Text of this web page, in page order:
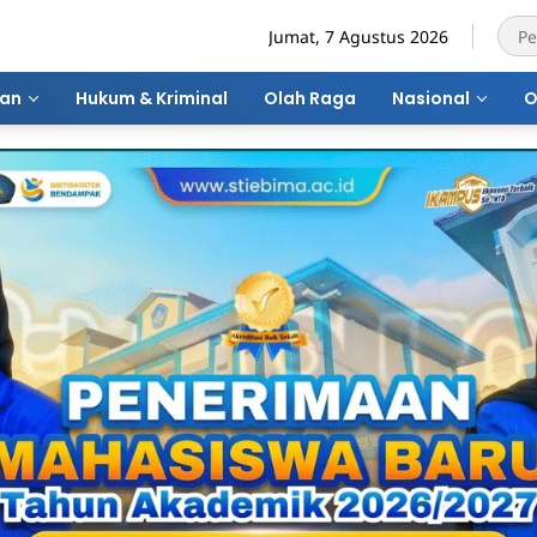
Jumat, 7 Agustus 2026
Hukum & Kriminal Olah Raga Nasional